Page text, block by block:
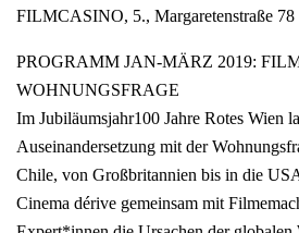
FILMCASINO, 5., Margaretenstraße 78
PROGRAMM JAN-MÄRZ 2019:
WOHNUNGSFRAGE
Im Jubiläumsjahr100 Jahre Rotes Wien
Auseinandersetzung mit der
Chile, von Großbritannien bis in die
Cinema dérive gemeinsam mit